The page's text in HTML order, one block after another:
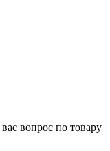
вопрос по товару